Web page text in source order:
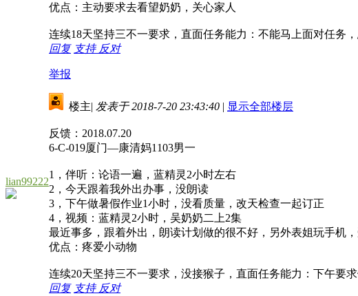
优点：主动要求去看望奶奶，关心家人
连续18天坚持三不一要求，直面任务能力：不能马上面对任务
回复 支持 反对
举报
lian99222
楼主| 发表于 2018-7-20 23:43:40 | 显示全部楼层
反馈：2018.07.20
6-C-019厦门—康清妈1103男一
1，伴听：论语一遍，蓝精灵2小时左右
2，今天跟着我外出办事，没朗读
3，下午做暑假作业1小时，没看质量，改天检查一起订正
4，视频：蓝精灵2小时，吴奶奶二上2集
最近事多，跟着外出，朗读计划做的很不好，另外表姐玩手机
优点：疼爱小动物
连续20天坚持三不一要求，没接猴子，直面任务能力：下午要
回复 支持 反对